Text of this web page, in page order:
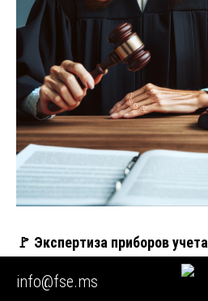
🚩 Экспертиза приборов
Введение: научная
info@fse.ms